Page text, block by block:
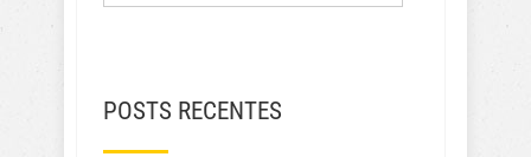
POSTS RECENTES